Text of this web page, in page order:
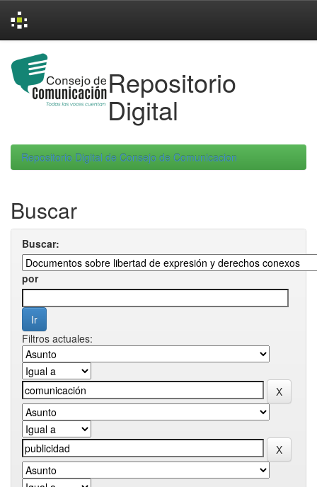
navigation
Repositorio
Digital
Repositorio Digital de Consejo de Comunicacion
Buscar
Buscar:
por
Filtros actuales: